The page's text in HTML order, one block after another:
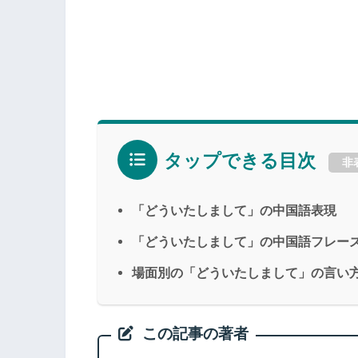
タップできる目次 非
「どういたしまして」の中国語表現
「どういたしまして」の中国語フレー
場面別の「どういたしまして」の言い
この記事の著者